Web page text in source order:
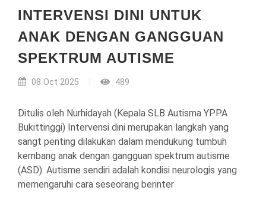
INTERVENSI DINI UNTUK
ANAK DENGAN GANGGUAN
SPEKTRUM AUTISME
08 Oct 2025 489
Ditulis oleh Nurhidayah (Kepala SLB Autisma YPPA
Bukittinggi) Intervensi dini merupakan langkah yang
sangt penting dilakukan dalam mendukung tumbuh
kembang anak dengan gangguan spektrum autisme
(ASD). Autisme sendiri adalah kondisi neurologis yang
memengaruhi cara seseorang berinter